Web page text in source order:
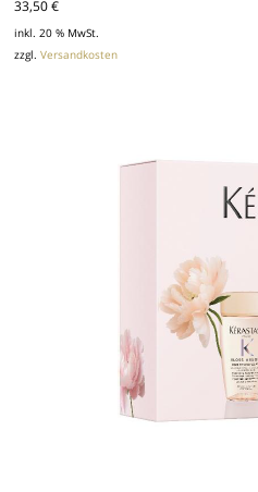
33,50€
inkl. 20 % MwSt.
zzgl.Versandkosten